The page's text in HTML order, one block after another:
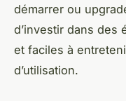
démarrer ou
d’investir dans des
et faciles à
d’utilisation.